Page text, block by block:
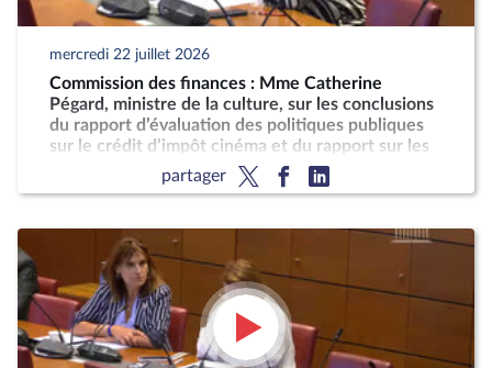
mercredi 22 juillet 2026
Commission des finances : Mme Catherine
Pégard, ministre de la culture, sur les conclusions
du rapport d’évaluation des politiques publiques
sur le crédit d’impôt cinéma et du rapport sur les
taxes sur les services vidéo
partager